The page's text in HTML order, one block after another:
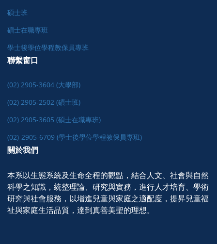
碩士班
碩士在職專班
學士後學位學程教保員專班
聯繫窗口
(02) 2905-3604 (大學部)
(02) 2905-2502 (碩士班)
(02) 2905-3605 (碩士在職專班)
(02)-2905-6709 (學士後學位學程教保員專班)
關於我們
本系以生態系統及生命全程的觀點，結合人文、社會與自然
科學之知識，統整理論、研究與實務，進行人才培育、學術
研究與社會服務，以增進兒童與家庭之適配度，提昇兒童福
祉與家庭生活品質，達到真善美聖的理想。